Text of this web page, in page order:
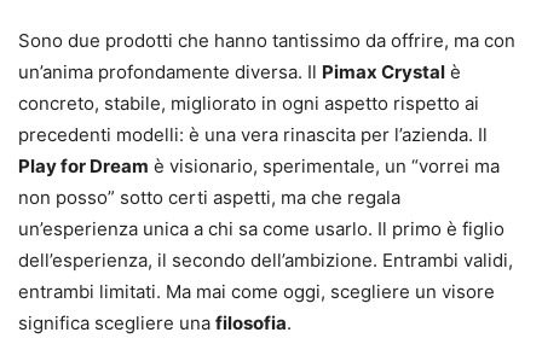
Sono due prodotti che hanno tantissimo da offrire, ma con
un’anima profondamente diversa. Il Pimax Crystal è
concreto, stabile, migliorato in ogni aspetto rispetto ai
precedenti modelli: è una vera rinascita per l’azienda. Il
Play for Dream è visionario, sperimentale, un “vorrei ma
non posso” sotto certi aspetti, ma che regala
un’esperienza unica a chi sa come usarlo. Il primo è figlio
dell’esperienza, il secondo dell’ambizione. Entrambi validi,
entrambi limitati. Ma mai come oggi, scegliere un visore
significa scegliere una filosofia.